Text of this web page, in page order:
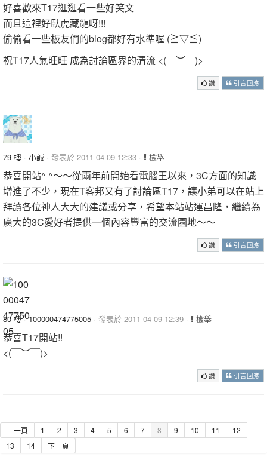
好喜歡來T17逛逛看一些好笑文
而且這裡好臥虎藏龍呀!!!
偷偷看一些板友們的blog都好有水準喔 (≧▽≦)
祝T17人氣旺旺 成為討論區界的清流 <(￣︶￣)>
讚 引言回應
79 樓 · 小誠 · 發表於 2011-04-09 12:33 · 檢舉
恭喜開站^ ^～～從兩年前開始看電腦王以來，3C方面的知識
增進了不少，現在T客邦又有了討論區T17，讓小弟可以在站上
拜讀各位神人大大的建議或分享，希望本站站運昌隆，繼續為
廣大的3C愛好者提供一個內容豐富的交流園地～～
讚 引言回應
80 樓·100000474775005 · 發表於 2011-04-09 12:39 · 檢舉
恭喜T17開站!!
<(￣︶￣)>
讚 引言回應
上一頁 1 2 3 4 5 6 7 8 9 10 11
12
13
14 下一頁